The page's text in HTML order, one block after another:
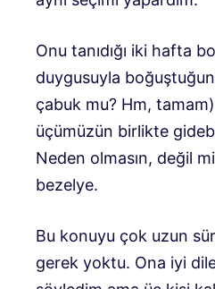
Onu tanıdığı iki hafta
duygusuyla
çabuk mu? Hm,
üçümüzün birlikte
Neden olmasın, değil
bezelye.
Bu konuyu çok uzun
gerek yoktu. Ona iyi